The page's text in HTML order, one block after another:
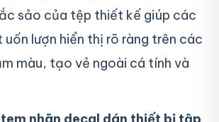
sảo của tệp thiết kế giúp các
uốn lượn hiển thị rõ ràng trên các
màu, tạo vẻ ngoài cá tính và
nhãn decal dán thiết bị tập